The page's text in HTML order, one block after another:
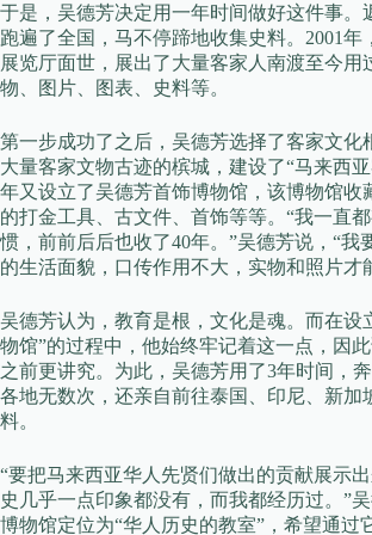
于是，吴德芳决定用一年时间做好这件事。
跑遍了全国，马不停蹄地收集史料。2001年
展览厅面世，展出了大量客家人南渡至今用
物、图片、图表、史料等。
第一步成功了之后，吴德芳选择了客家文化
大量客家文物古迹的槟城，建设了“马来西
年又设立了吴德芳首饰博物馆，该博物馆收
的打金工具、古文件、首饰等等。“我一直
惯，前前后后也收了40年。”吴德芳说，“我
的生活面貌，口传作用不大，实物和照片才
吴德芳认为，教育是根，文化是魂。而在设
物馆”的过程中，他始终牢记着这一点，因
之前更讲究。为此，吴德芳用了3年时间，
各地无数次，还亲自前往泰国、印尼、新加
料。
“要把马来西亚华人先贤们做出的贡献展示
史几乎一点印象都没有，而我都经历过。”
博物馆定位为“华人历史的教室”，希望通过